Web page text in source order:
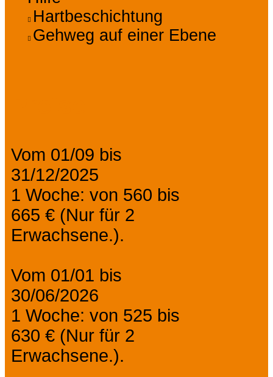
Hartbeschichtung
Gehweg auf einer Ebene
Vom 01/09 bis
31/12/2025
1 Woche: von 560 bis
665 € (Nur für 2
Erwachsene.).
Vom 01/01 bis
30/06/2026
1 Woche: von 525 bis
630 € (Nur für 2
Erwachsene.).